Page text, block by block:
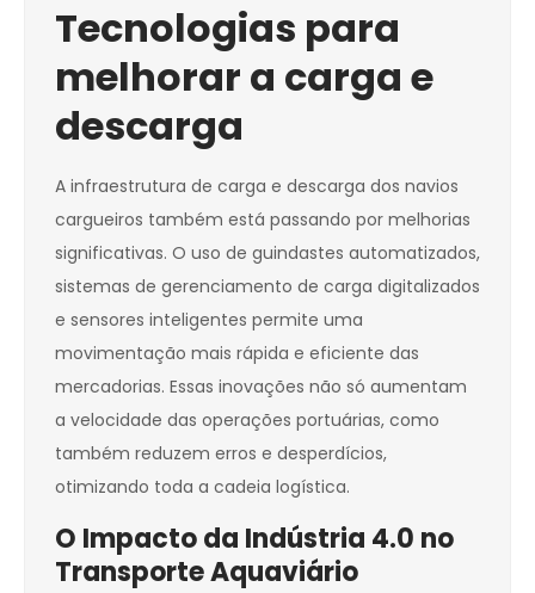
Tecnologias para
melhorar a carga e
descarga
A infraestrutura de carga e descarga dos navios
cargueiros também está passando por melhorias
significativas. O uso de guindastes automatizados,
sistemas de gerenciamento de carga digitalizados
e sensores inteligentes permite uma
movimentação mais rápida e eficiente das
mercadorias. Essas inovações não só aumentam
a velocidade das operações portuárias, como
também reduzem erros e desperdícios,
otimizando toda a cadeia logística.
O Impacto da Indústria 4.0 no
Transporte Aquaviário